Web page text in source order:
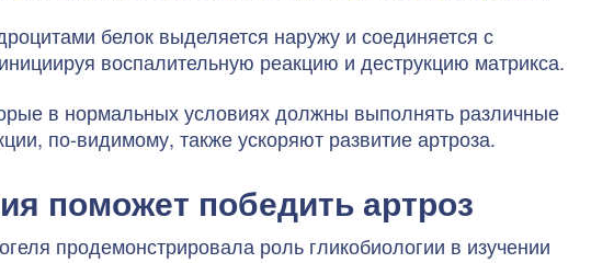
белок выделяется наружу и соединяется с
воспалительную реакцию и деструкцию матрикса.
в нормальных условиях должны выполнять различные
по-видимому, также ускоряют развитие артроза.
поможет победить артроз
продемонстрировала роль гликобиологии в изучении